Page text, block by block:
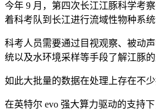
今年 9 月，第四次长江江豚科学考
着科考队到长江进行流域性物种系统
科考人员需要通过目视观察、被动
统以及水环境采样等手段了解江豚的
如此大批量的数据在处理上存在不少
在英特尔 evo 强大算力驱动的支持